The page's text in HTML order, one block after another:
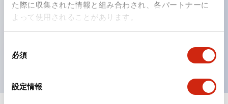
た際に収集された情報と組み合わされ、各パートナーに
よって使用されることがあります。
必須
設定情報
ひとつで6色の役をこなすLED球（LSRD球）。これま
UL、CSA、TÜV、CCC認証品。